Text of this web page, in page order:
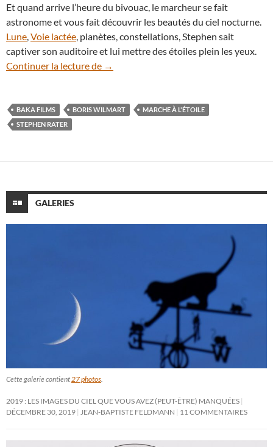
Et quand arrive l’heure du bivouac, le marcheur se fait
astronome et vous fait découvrir les beautés du ciel nocturne.
Lune Voie lactée , planètes, constellations, Stephen sait
captiver son auditoire et lui mettre des étoiles plein les yeux.
Continuer la lecture de
Stephen Rater, le marcheur qui fait
→
BAKA FILMS BORIS WILMART
MARCHE À L'ÉTOILE
STEPHEN RATER
GALERIES
Cette galerie contient 27 photos
2019 : LES IMAGES DU CIEL QUE VOUS AVEZ (PEUT-ÊTRE) MANQUÉES
DÉCEMBRE 30, 2019
JEAN-BAPTISTE FELDMANN 11 COMMENTAIRES